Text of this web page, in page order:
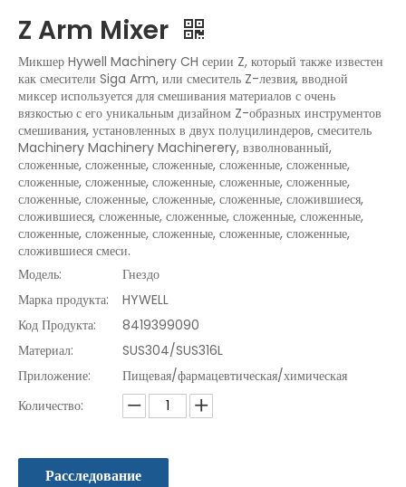
Z Arm Mixer
Микшер Hywell Machinery CH серии Z, который также известен
как смесители Siga Arm, или смеситель Z-лезвия, вводной
миксер используется для смешивания материалов с очень
вязкостью с его уникальным дизайном Z-образных инструментов
смешивания, установленных в двух полуцилиндеров, смеситель
Machinery Machinery Machinerery, взволнованный,
сложенные, сложенные, сложенные, сложенные, сложенные,
сложенные, сложенные, сложенные, сложенные, сложенные,
сложенные, сложенные, сложенные, сложенные, сложившиеся,
сложившиеся, сложенные, сложенные, сложенные, сложенные,
сложенные, сложенные, сложенные, сложенные, сложенные,
сложившиеся смеси.
Модель:
Гнездо
Марка продукта:
HYWELL
Код Продукта:
8419399090
Материал:
SUS304/SUS316L
Приложение:
Пищевая/фармацевтическая/химическая
Количество:
Расследование